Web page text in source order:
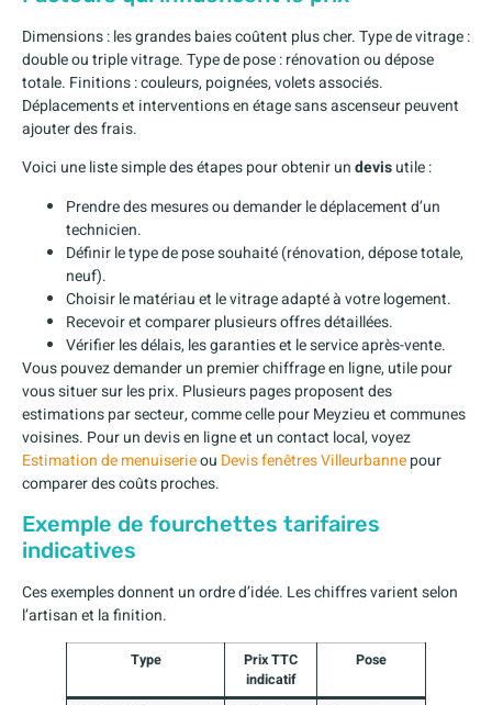
Dimensions : les grandes baies coûtent plus cher. Type de vitrage :
double ou triple vitrage. Type de pose : rénovation ou dépose
totale. Finitions : couleurs, poignées, volets associés.
Déplacements et interventions en étage sans ascenseur peuvent
ajouter des frais.
Voici une liste simple des étapes pour obtenir undevisutile :
Prendre des mesures ou demander le déplacement d’un
technicien.
Définir le type de pose souhaité (rénovation, dépose totale,
neuf).
Choisir le matériau et le vitrage adapté à votre logement.
Recevoir et comparer plusieurs offres détaillées.
Vérifier les délais, les garanties et le service après-vente.
Vous pouvez demander un premier chiffrage en ligne, utile pour
vous situer sur les prix. Plusieurs pages proposent des
estimations par secteur, comme celle pour Meyzieu et communes
voisines. Pour un devis en ligne et un contact local, voyez
Estimation de menuiserieou Devis fenêtres Villeurbannepour
comparer des coûts proches.
Exemple de fourchettes tarifaires
indicatives
Ces exemples donnent un ordre d’idée. Les chiffres varient selon
l’artisan et la finition.
Type
Prix TTC
indicatif
Pose